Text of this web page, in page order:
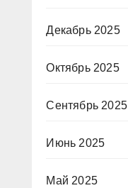
Декабрь 2025
Октябрь 2025
Сентябрь 2025
Июнь 2025
Май 2025